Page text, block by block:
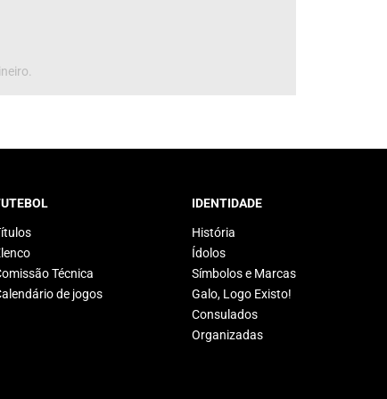
Técnica
de jogos
IDENTIDADE
História
Ídolos
Símbolos e Marcas
Galo, Logo Existo!
Consulados
Organizadas